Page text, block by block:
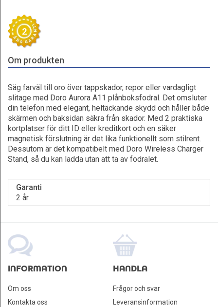
2
Om produkten
Säg farväl till oro över tappskador, repor eller vardagligt
slitage med Doro Aurora A11 plånboksfodral. Det omsluter
din telefon med elegant, heltäckande skydd och håller både
skärmen och baksidan säkra från skador. Med 2 praktiska
kortplatser för ditt ID eller kreditkort och en säker
magnetisk förslutning är det lika funktionellt som stilrent.
Dessutom är det kompatibelt med Doro Wireless Charger
Stand, så du kan ladda utan att ta av fodralet.
Garanti
2 år
INFORMATION
Om oss
Kontakta oss
HANDLA
Frågor och svar
Leveransinformation